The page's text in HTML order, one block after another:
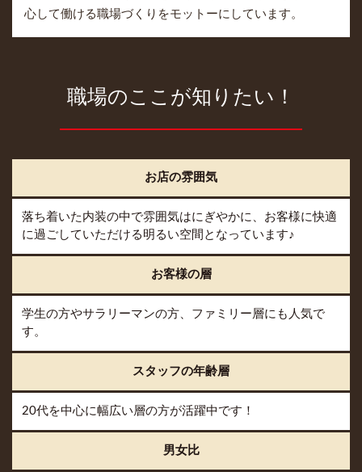
心して働ける職場づくりをモットーにしています。
職場のここが知りたい！
お店の雰囲気
落ち着いた内装の中で雰囲気はにぎやかに、お客様に快適
に過ごしていただける明るい空間となっています♪
お客様の層
学生の方やサラリーマンの方、ファミリー層にも人気で
す。
スタッフの年齢層
20代を中心に幅広い層の方が活躍中です！
男女比